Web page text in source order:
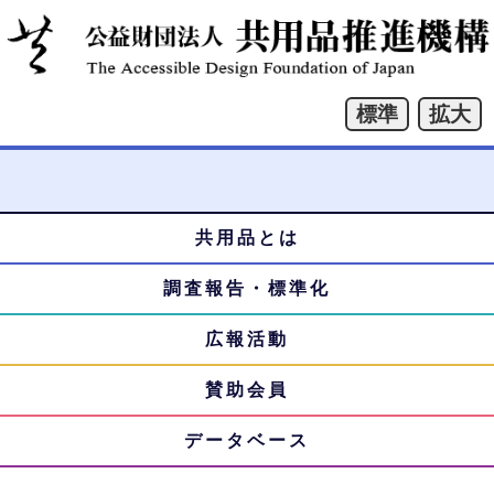
ャ
メ
ニ
ュ
ー
共用品とは
調査報告・標準化
広報活動
賛助会員
データベース